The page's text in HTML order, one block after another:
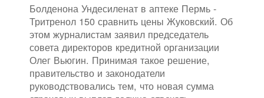
Болденона Ундесиленат в аптеке Пермь -
Тритренол 150 сравнить цены Жуковский. Об
этом журналистам заявил председатель
совета директоров кредитной организации
Олег Вьюгин. Принимая такое решение,
правительство и законодатели
руководствовались тем, что новая сумма